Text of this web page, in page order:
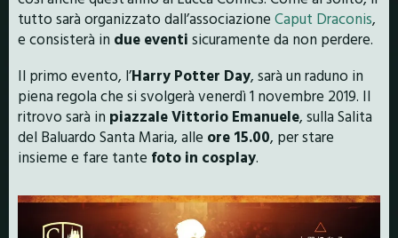
tutto sarà organizzato dall’associazione Caput Draconis,
e consisterà in due eventi sicuramente da non perdere.
Il primo evento, l’Harry Potter Day, sarà un raduno in
piena regola che si svolgerà venerdì 1 novembre 2019. Il
ritrovo sarà in piazzale Vittorio Emanuele, sulla Salita
del Baluardo Santa Maria, alle ore 15.00, per stare
insieme e fare tante foto in cosplay.